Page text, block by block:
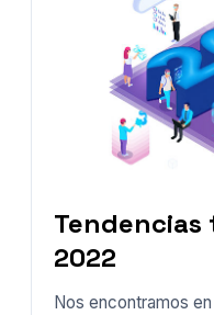
2022
Nos encontramos